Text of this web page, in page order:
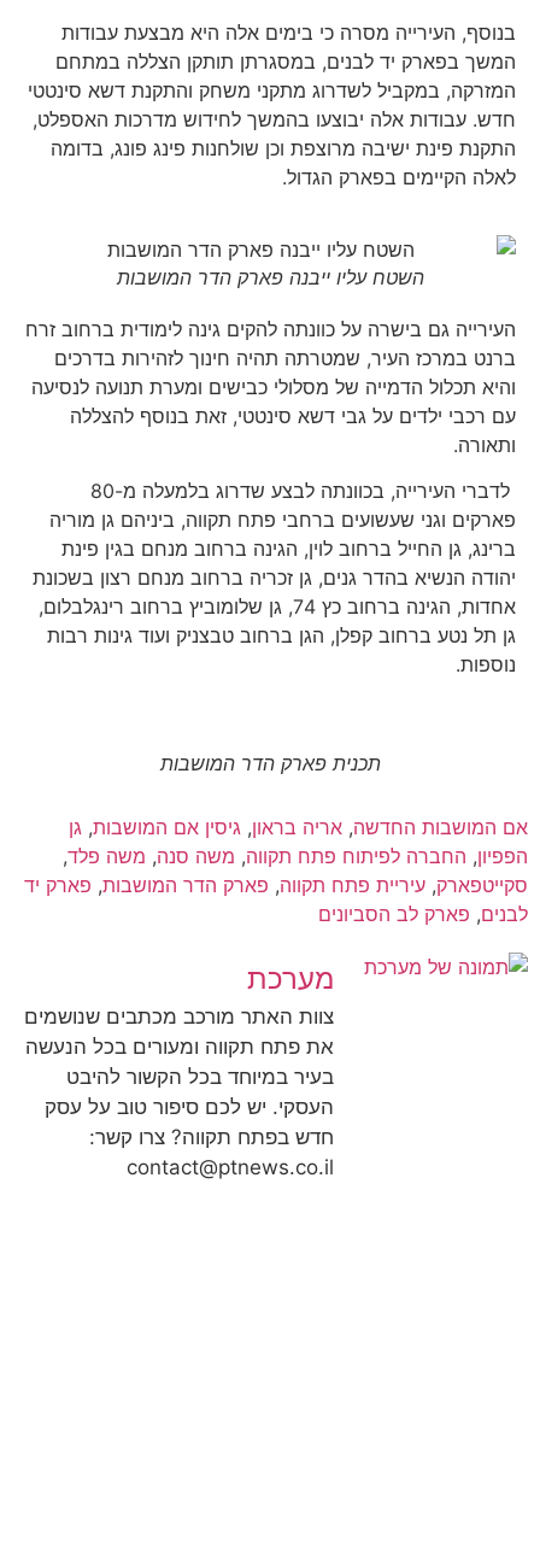
בנוסף, העירייה מסרה כי בימים אלה היא מבצעת עבודות
המשך בפארק יד לבנים, במסגרתן תותקן הצללה במתחם
המזרקה, במקביל לשדרוג מתקני משחק והתקנת דשא סינטטי
חדש. עבודות אלה יבוצעו בהמשך לחידוש מדרכות האספלט,
התקנת פינת ישיבה מרוצפת וכן שולחנות פינג פונג, בדומה
לאלה הקיימים בפארק הגדול.
השטח עליו ייבנה פארק הדר המושבות
העירייה גם בישרה על כוונתה להקים גינה לימודית ברחוב זרח
ברנט במרכז העיר, שמטרתה תהיה חינוך לזהירות בדרכים
והיא תכלול הדמייה של מסלולי כבישים ומערת תנועה לנסיעה
עם רכבי ילדים על גבי דשא סינטטי, זאת בנוסף להצללה
ותאורה.
לדברי העירייה, בכוונתה לבצע שדרוג בלמעלה מ-80
פארקים וגני שעשועים ברחבי פתח תקווה, ביניהם גן מוריה
ברינג, גן החייל ברחוב לוין, הגינה ברחוב מנחם בגין פינת
יהודה הנשיא בהדר גנים, גן זכריה ברחוב מנחם רצון בשכונת
אחדות, הגינה ברחוב כץ 74, גן שלומוביץ ברחוב רינגלבלום,
גן תל נטע ברחוב קפלן, הגן ברחוב טבצניק ועוד גינות רבות
נוספות.
תכנית פארק הדר המושבות
אם המושבות החדשה, אריה בראון, גיסין אם המושבות, גן
הפפיון, החברה לפיתוח פתח תקווה, משה סנה, משה פלד,
סקייטפארק, עיריית פתח תקווה, פארק הדר המושבות, פארק יד
לבנים, פארק לב הסביונים
מערכת
צוות האתר מורכב מכתבים שנושמים
את פתח תקווה ומעורים בכל הנעשה
בעיר במיוחד בכל הקשור להיבט
העסקי. יש לכם סיפור טוב על עסק
חדש בפתח תקווה? צרו קשר:
contact@ptnews.co.il